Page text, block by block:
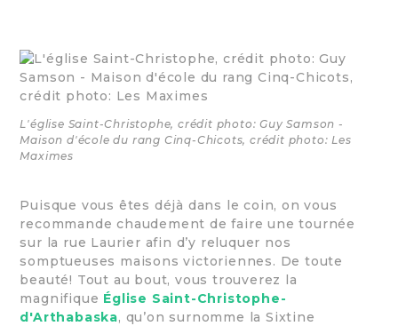
L'église Saint-Christophe, crédit photo: Guy Samson -
Maison d'école du rang Cinq-Chicots, crédit photo: Les
Maximes
Puisque vous êtes déjà dans le coin, on vous
recommande chaudement de faire une tournée
sur la rue Laurier afin d’y reluquer nos
somptueuses maisons victoriennes. De toute
beauté! Tout au bout, vous trouverez la
magnifique Église Saint-Christophe-
d'Arthabaska, qu’on surnomme la Sixtine